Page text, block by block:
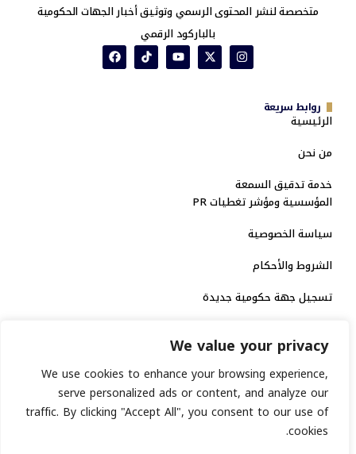
We value your privacy
We use cookies to enhance your browsing experience,
serve personalized ads or content, and analyze our
traffic. By clicking "Accept All", you consent to our use of
cookies.
متخصصة لنشر المحتوى الرسمي وتوثيق أخبار الجهات الحكومية
بالباركود الرقمي
روابط سريعة
الرئيسية
من نحن
خدمة تدقيق السمعة
المؤسسية ومؤشر تغطيات PR
سياسة الخصوصية
الشروط والأحكام
تسجيل جهة حكومية جديدة
الاعتماد الرسمي
منصة إخبارية مرخصة
انشر خبرك